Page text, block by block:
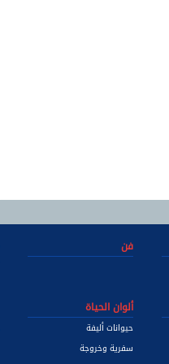
فن
ألوان الحياة
حيوانات أليفة
سفرية وخروجة